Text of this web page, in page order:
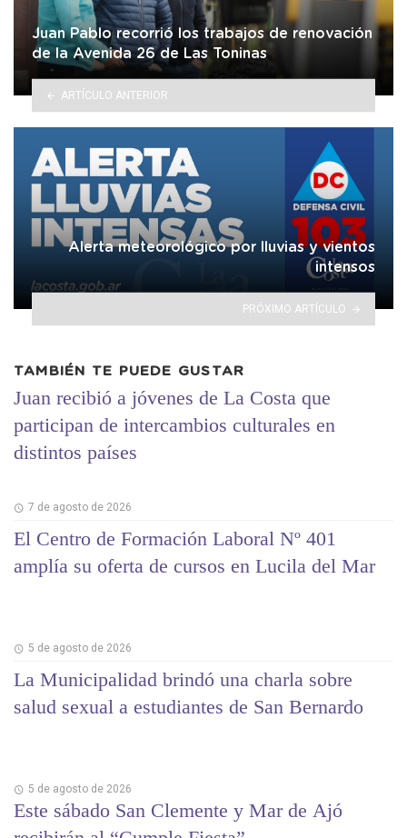
Juan Pablo recorrió los trabajos de renovación
de la Avenida 26 de Las Toninas
ARTÍCULO ANTERIOR
Alerta meteorológico por lluvias y vientos
intensos
PRÓXIMO ARTÍCULO
TAMBIÉN TE PUEDE GUSTAR
Juan recibió a jóvenes de La Costa que
participan de intercambios culturales en
distintos países
7 de agosto de 2026
El Centro de Formación Laboral Nº 401
amplía su oferta de cursos en Lucila del Mar
5 de agosto de 2026
La Municipalidad brindó una charla sobre
salud sexual a estudiantes de San Bernardo
5 de agosto de 2026
Este sábado San Clemente y Mar de Ajó